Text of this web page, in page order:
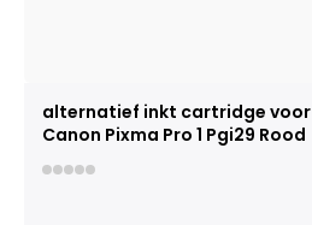
alternatief inkt cartridge voor
Canon Pixma Pro 1 Pgi29 Rood